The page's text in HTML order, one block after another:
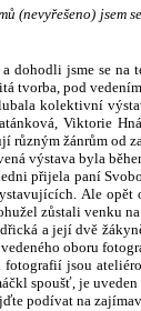
(nevyřešeno)
dohodli jsme se
tvorba, pod
kolektivní
Viktorie
různým žánrům od
výstava byla
přijela paní
Ale opět
zůstali venku
a její dvě
oboru
fotografií jsou
spoušť, je
podívat na